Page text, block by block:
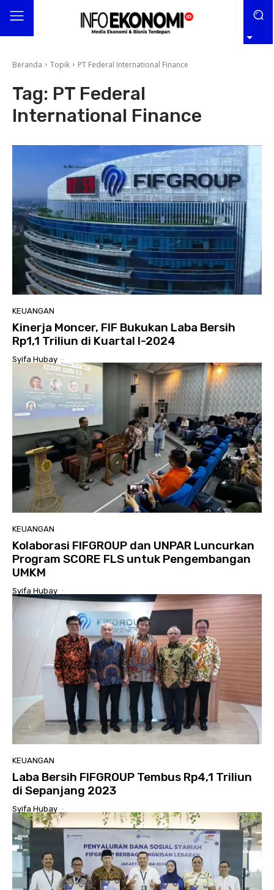
Beranda Topik PT Federal International Finance
Tag: PT Federal
International Finance
KEUANGAN
Kinerja Moncer, FIF Bukukan Laba Bersih
Rp1,1 Triliun di Kuartal I-2024
Syifa Hubay -
KEUANGAN
Kolaborasi FIFGROUP dan UNPAR Luncurkan
Program SCORE FLS untuk Pengembangan
UMKM
Syifa Hubay -
KEUANGAN
Laba Bersih FIFGROUP Tembus Rp4,1 Triliun
di Sepanjang 2023
Syifa Hubay -